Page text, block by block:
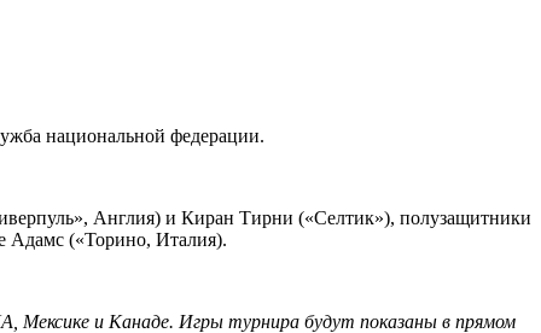
национальной федерации.
Англия) и Киран Тирни («Селтик»), полузащитники
(«Торино, Италия).
и Канаде. Игры турнира будут показаны в прямом